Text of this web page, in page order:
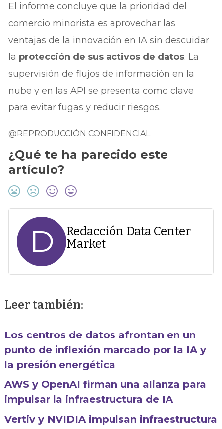
El informe concluye que la prioridad del
comercio minorista es aprovechar las
ventajas de la innovación en IA sin descuidar
la protección de sus activos de datos. La
supervisión de flujos de información en la
nube y en las API se presenta como clave
para evitar fugas y reducir riesgos.
@REPRODUCCIÓN CONFIDENCIAL
¿Qué te ha parecido este
artículo?
D
Redacción Data Center
Market
Leer también:
Los centros de datos afrontan en un
punto de inflexión marcado por la IA y
la presión energética
AWS y OpenAI firman una alianza para
impulsar la infraestructura de IA
Vertiv y NVIDIA impulsan infraestructura